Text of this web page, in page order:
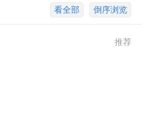
倒序浏览
看全部
推荐